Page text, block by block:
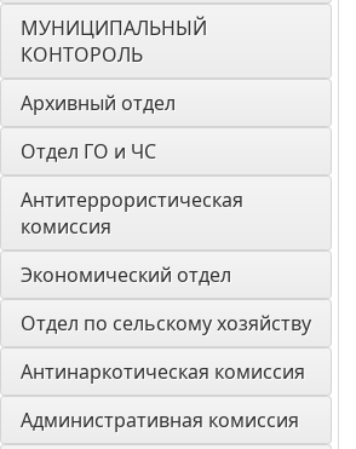
МУНИЦИПАЛЬНЫЙ
КОНТОРОЛЬ
Архивный отдел
Отдел ГО и ЧС
Антитеррористическая
комиссия
Экономический отдел
Отдел по сельскому хозяйству
Антинаркотическая комиссия
Административная комиссия